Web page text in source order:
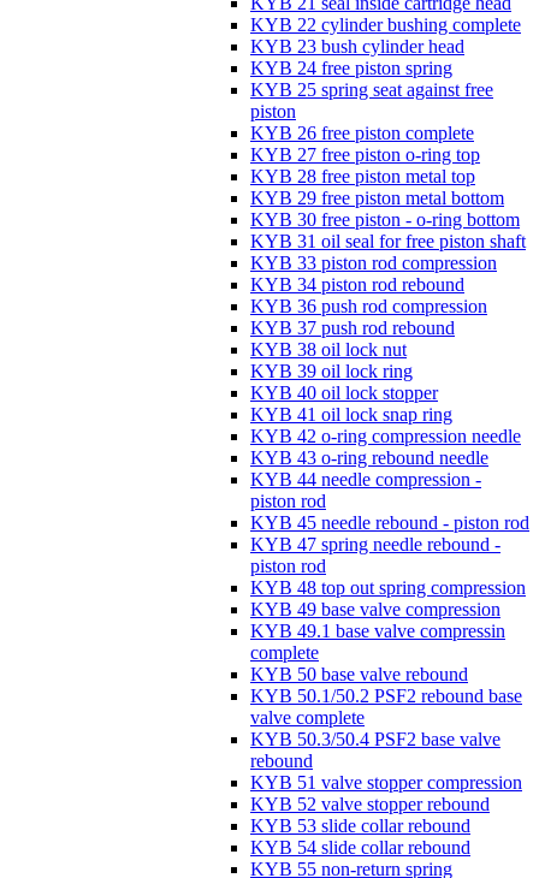
KYB 22 cylinder bushing complete
KYB 23 bush cylinder head
KYB 24 free piston spring
KYB 25 spring seat against free
piston
KYB 26 free piston complete
KYB 27 free piston o-ring top
KYB 28 free piston metal top
KYB 29 free piston metal bottom
KYB 30 free piston - o-ring bottom
KYB 31 oil seal for free piston shaft
KYB 33 piston rod compression
KYB 34 piston rod rebound
KYB 36 push rod compression
KYB 37 push rod rebound
KYB 38 oil lock nut
KYB 39 oil lock ring
KYB 40 oil lock stopper
KYB 41 oil lock snap ring
KYB 42 o-ring compression needle
KYB 43 o-ring rebound needle
KYB 44 needle compression -
piston rod
KYB 45 needle rebound - piston rod
KYB 47 spring needle rebound -
piston rod
KYB 48 top out spring compression
KYB 49 base valve compression
KYB 49.1 base valve compressin
complete
KYB 50 base valve rebound
KYB 50.1/50.2 PSF2 rebound base
valve complete
KYB 50.3/50.4 PSF2 base valve
rebound
KYB 51 valve stopper compression
KYB 52 valve stopper rebound
KYB 53 slide collar rebound
KYB 54 slide collar rebound
KYB 55 non-return spring